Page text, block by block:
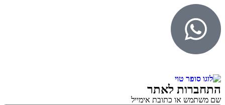
התחברות לאתר
שם משתמש או כתובת אימייל